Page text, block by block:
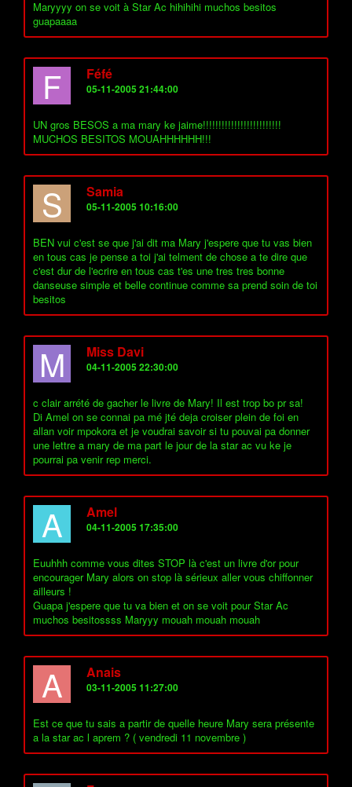
Maryyyy on se voit à Star Ac hihihihi muchos besitos
guapaaaa
F Féfé
05-11-2005 21:44:00
UN gros BESOS a ma mary ke jaime!!!!!!!!!!!!!!!!!!!!!!!!!
MUCHOS BESITOS MOUAHHHHHH!!!
S Samia
05-11-2005 10:16:00
BEN vui c'est se que j'ai dit ma Mary j'espere que tu vas bien
en tous cas je pense a toi j'ai telment de chose a te dire que
c'est dur de l'ecrire en tous cas t'es une tres tres bonne
danseuse simple et belle continue comme sa prend soin de toi
besitos
M Miss Davi
04-11-2005 22:30:00
c clair arrété de gacher le livre de Mary! Il est trop bo pr sa!
Di Amel on se connai pa mé jté deja croiser plein de foi en
allan voir mpokora et je voudrai savoir si tu pouvai pa donner
une lettre a mary de ma part le jour de la star ac vu ke je
pourrai pa venir rep merci.
A Amel
04-11-2005 17:35:00
Euuhhh comme vous dites STOP là c'est un livre d'or pour
encourager Mary alors on stop là sérieux aller vous chiffonner
ailleurs !
Guapa j'espere que tu va bien et on se voit pour Star Ac
muchos besitossss Maryyy mouah mouah mouah
A Anais
03-11-2005 11:27:00
Est ce que tu sais a partir de quelle heure Mary sera présente
a la star ac l aprem ? ( vendredi 11 novembre )